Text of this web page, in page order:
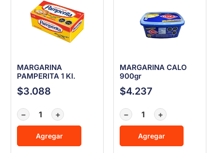
MARGARINA
PAMPERITA 1 Kl.
$3.088
− +
Agregar
MARGARINA CALO
900gr
$4.237
− +
Agregar